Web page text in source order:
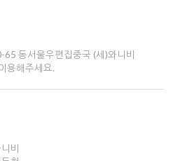
동서울우편집중국 (세)와니비
용해주세요.
비